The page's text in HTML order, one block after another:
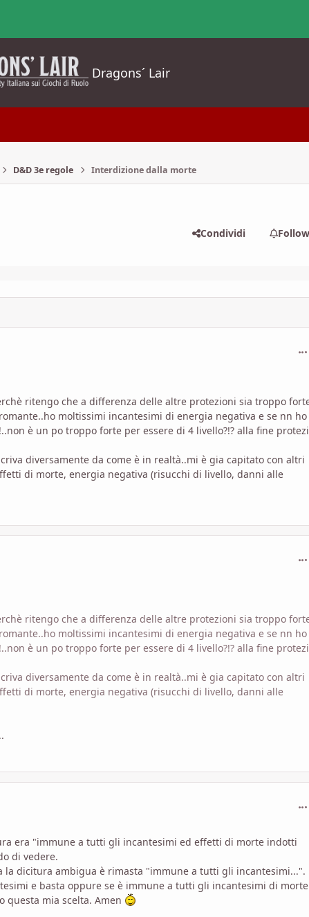
Dragons´ Lair
D&D 3e regole Interdizione dalla morte
Condividi
ritengo che a differenza delle altre protezioni sia troppo
moltissimi incantesimi di energia negativa e se nn ho
è un po troppo forte per essere di 4 livello?!? alla fine
diversamente da come è in realtà..mi è gia capitato con altri
di morte, energia negativa (risucchi di livello, danni alle
ritengo che a differenza delle altre protezioni sia troppo
moltissimi incantesimi di energia negativa e se nn ho
è un po troppo forte per essere di 4 livello?!? alla fine
diversamente da come è in realtà..mi è gia capitato con altri
di morte, energia negativa (risucchi di livello, danni alle
era "immune a tutti gli incantesimi ed effetti di morte indotti
di vedere.
dicitura ambigua è rimasta "immune a tutti gli incantesimi...".
e basta oppure se è immune a tutti gli incantesimi di
questa mia scelta. Amen